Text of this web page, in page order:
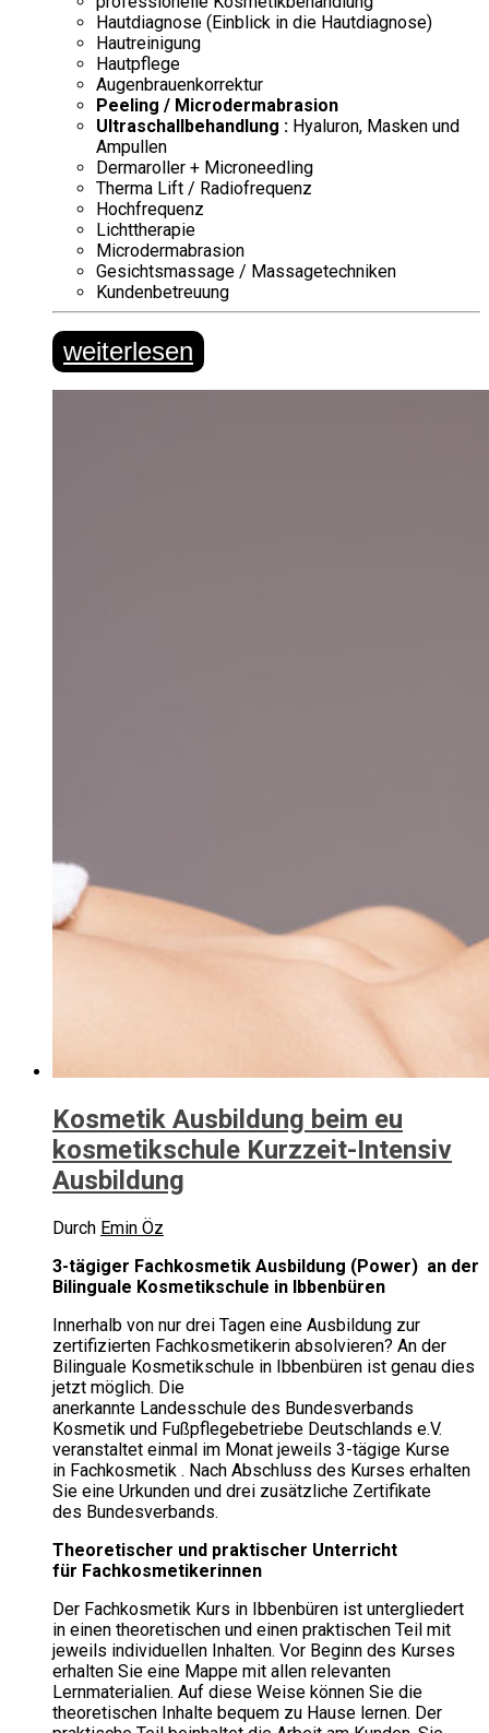
Hautdiagnose (Einblick in die Hautdiagnose)
Hautreinigung
Hautpflege
Augenbrauenkorrektur
Peeling / Microdermabrasion
Ultraschallbehandlung : Hyaluron, Masken und
Ampullen
Dermaroller + Microneedling
Therma Lift / Radiofrequenz
Hochfrequenz
Lichttherapie
Microdermabrasion
Gesichtsmassage / Massagetechniken
Kundenbetreuung
weiterlesen
Kosmetik Ausbildung beim eu
kosmetikschule Kurzzeit-Intensiv
Ausbildung‎
Durch Emin Öz
3-tägiger Fachkosmetik Ausbildung (Power) an der
Bilinguale Kosmetikschule in Ibbenbüren
Innerhalb von nur drei Tagen eine Ausbildung zur
zertifizierten Fachkosmetikerin absolvieren? An der
Bilinguale Kosmetikschule in Ibbenbüren ist genau dies
jetzt möglich. Die
anerkannte Landesschule des Bundesverbands
Kosmetik und Fußpflegebetriebe Deutschlands e.V.
veranstaltet einmal im Monat jeweils 3-tägige Kurse
in Fachkosmetik . Nach Abschluss des Kurses erhalten
Sie eine Urkunden und drei zusätzliche Zertifikate
des Bundesverbands.
Theoretischer und praktischer Unterricht
für Fachkosmetikerinnen
Der Fachkosmetik Kurs in Ibbenbüren ist untergliedert
in einen theoretischen und einen praktischen Teil mit
jeweils individuellen Inhalten. Vor Beginn des Kurses
erhalten Sie eine Mappe mit allen relevanten
Lernmaterialien. Auf diese Weise können Sie die
theoretischen Inhalte bequem zu Hause lernen. Der